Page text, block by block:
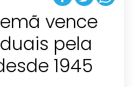
vence
pela
1945